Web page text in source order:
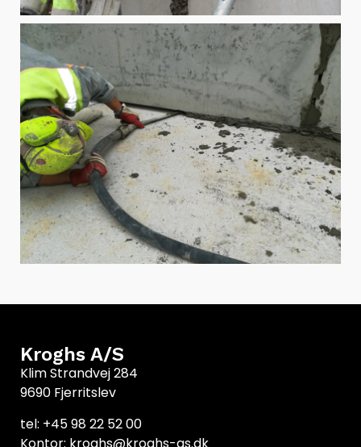
Kroghs A/S
Klim Strandvej 284
9690 Fjerritslev
tel: +45 98 22 52 00
Kontor: kroghs@kroghs-as.dk